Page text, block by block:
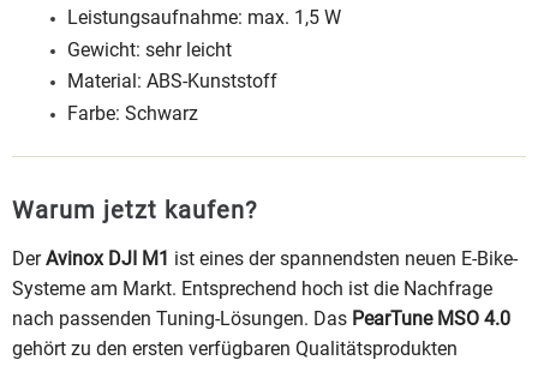
Leistungsaufnahme: max. 1,5 W
Gewicht: sehr leicht
Material: ABS-Kunststoff
Farbe: Schwarz
Warum jetzt kaufen?
DerAvinox DJI M1 ist eines der spannendsten neuen E-Bike-
Systeme am Markt. Entsprechend hoch ist die Nachfrage
nach passenden Tuning-Lösungen. Das PearTune MSO 4.0
gehört zu den ersten verfügbaren Qualitätsprodukten